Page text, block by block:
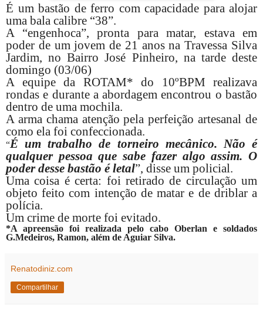
É um bastão de ferro com capacidade para alojar
uma bala calibre “38”.
A “engenhoca”, pronta para matar, estava em
poder de um jovem de 21 anos na Travessa Silva
Jardim, no Bairro José Pinheiro, na tarde deste
domingo (03/06)
A equipe da ROTAM* do 10ºBPM realizava
rondas e durante a abordagem encontrou o bastão
dentro de uma mochila.
A arma chama atenção pela perfeição artesanal de
como ela foi confeccionada.
“É um trabalho de torneiro mecânico. Não é
qualquer pessoa que sabe fazer algo assim. O
poder desse bastão é letal”, disse um policial.
Uma coisa é certa: foi retirado de circulação um
objeto feito com intenção de matar e de driblar a
polícia.
Um crime de morte foi evitado.
*A apreensão foi realizada pelo cabo Oberlan e soldados
G.Medeiros, Ramon, além de Aguiar Silva.
Renatodiniz.com
Compartilhar